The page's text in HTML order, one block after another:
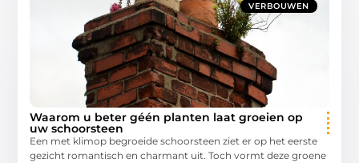
VERBOUWEN
Waarom u beter géén planten laat groeien op
uw schoorsteen
Een met klimop begroeide schoorsteen ziet er op het eerste
gezicht romantisch en charmant uit. Toch vormt deze groene